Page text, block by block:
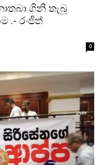
ගිනි තැබූ
.- රංජිත්
0